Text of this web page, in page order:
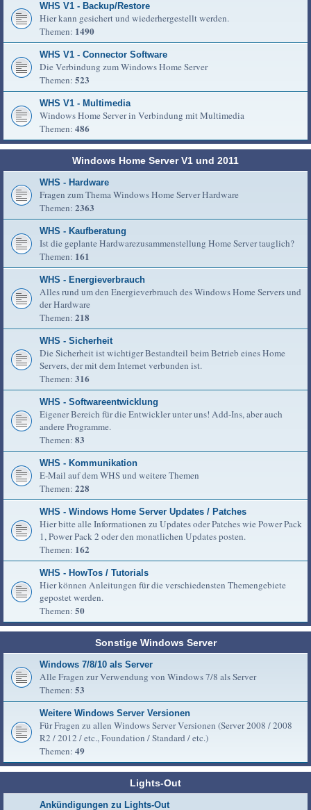
WHS V1 - Backup/Restore
Hier kann gesichert und wiederhergestellt werden.
Themen: 1490
WHS V1 - Connector Software
Die Verbindung zum Windows Home Server
Themen: 523
WHS V1 - Multimedia
Windows Home Server in Verbindung mit Multimedia
Themen: 486
Windows Home Server V1 und 2011
WHS - Hardware
Fragen zum Thema Windows Home Server Hardware
Themen: 2363
WHS - Kaufberatung
Ist die geplante Hardwarezusammenstellung Home Server tauglich?
Themen: 161
WHS - Energieverbrauch
Alles rund um den Energieverbrauch des Windows Home Servers und
der Hardware
Themen: 218
WHS - Sicherheit
Die Sicherheit ist wichtiger Bestandteil beim Betrieb eines Home
Servers, der mit dem Internet verbunden ist.
Themen: 316
WHS - Softwareentwicklung
Eigener Bereich für die Entwickler unter uns! Add-Ins, aber auch
andere Programme.
Themen: 83
WHS - Kommunikation
E-Mail auf dem WHS und weitere Themen
Themen: 228
WHS - Windows Home Server Updates / Patches
Hier bitte alle Informationen zu Updates oder Patches wie Power Pack
1, Power Pack 2 oder den monatlichen Updates posten.
Themen: 162
WHS - HowTos / Tutorials
Hier können Anleitungen für die verschiedensten Themengebiete
gepostet werden.
Themen: 50
Sonstige Windows Server
Windows 7/8/10 als Server
Alle Fragen zur Verwendung von Windows 7/8 als Server
Themen: 53
Weitere Windows Server Versionen
Für Fragen zu allen Windows Server Versionen (Server 2008 / 2008
R2 / 2012 / etc., Foundation / Standard / etc.)
Themen: 49
Lights-Out
Ankündigungen zu Lights-Out